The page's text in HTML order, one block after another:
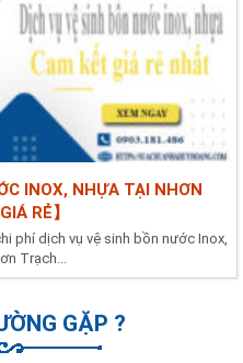
INOX, NHỰA TẠI NHƠN
RẺ】
phí dịch vụ vệ sinh bồn nước Inox,
Trạch...
GẶP ?